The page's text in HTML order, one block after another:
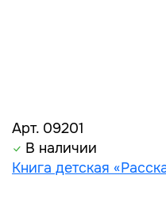
Арт. 09201
В наличии
Книга детская